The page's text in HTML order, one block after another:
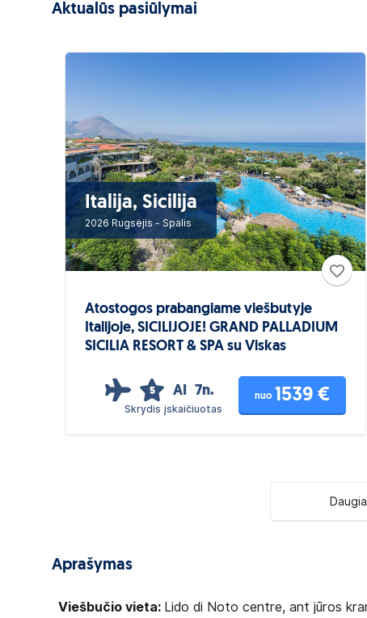
Aktualūs pasiūlymai
Italija, Sicilija
2026 Rugsėjis - Spalis
Atostogos prabangiame viešbutyje
Italijoje, SICILIJOJE! GRAND PALLADIUM
SICILIA RESORT & SPA su Viskas
5 AI 7n.
Skrydis įskaičiuotas
nuo 1539 €
Aprašymas
Viešbučio vieta: Lido di Noto centre, ant jūros